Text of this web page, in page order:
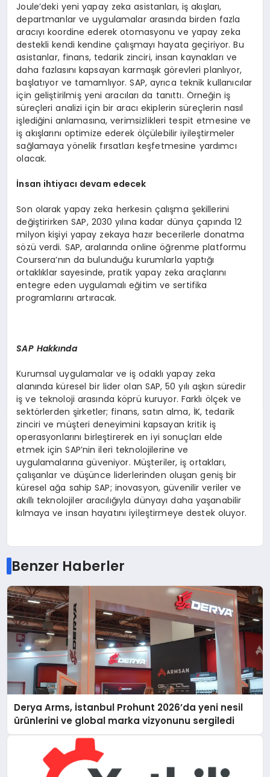
Joule’deki yeni yapay zeka asistanları, iş akışları,
departmanlar ve uygulamalar arasında birden fazla
aracıyı koordine ederek otomasyonu ve yapay zeka
destekli kendi kendine çalışmayı hayata geçiriyor. Bu
asistanlar, finans, tedarik zinciri, insan kaynakları ve
daha fazlasını kapsayan karmaşık görevleri planlıyor,
başlatıyor ve tamamlıyor. SAP, ayrıca teknik kullanıcılar
için geliştirilmiş yeni aracıları da tanıttı. Örneğin iş
süreçleri analizi için bir aracı ekiplerin süreçlerin nasıl
işlediğini anlamasına, verimsizlikleri tespit etmesine ve
iş akışlarını optimize ederek ölçülebilir iyileştirmeler
sağlamaya yönelik fırsatları keşfetmesine yardımcı
olacak.
İnsan ihtiyacı devam edecek
Son olarak yapay zeka herkesin çalışma şekillerini
değiştirirken SAP, 2030 yılına kadar dünya çapında 12
milyon kişiyi yapay zekaya hazır becerilerle donatma
sözü verdi. SAP, aralarında online öğrenme platformu
Coursera’nın da bulunduğu kurumlarla yaptığı
ortaklıklar sayesinde, pratik yapay zeka araçlarını
entegre eden uygulamalı eğitim ve sertifika
programlarını artıracak.
SAP Hakkında
Kurumsal uygulamalar ve iş odaklı yapay zeka
alanında küresel bir lider olan SAP, 50 yılı aşkın süredir
iş ve teknoloji arasında köprü kuruyor. Farklı ölçek ve
sektörlerden şirketler; finans, satın alma, İK, tedarik
zinciri ve müşteri deneyimini kapsayan kritik iş
operasyonlarını birleştirerek en iyi sonuçları elde
etmek için SAP’nin ileri teknolojilerine ve
uygulamalarına güveniyor. Müşteriler, iş ortakları,
çalışanlar ve düşünce liderlerinden oluşan geniş bir
küresel ağa sahip SAP; inovasyon, güvenilir veriler ve
akıllı teknolojiler aracılığıyla dünyayı daha yaşanabilir
kılmaya ve insan hayatını iyileştirmeye destek oluyor.
Benzer Haberler
Derya Arms, İstanbul Prohunt 2026’da yeni nesil
ürünlerini ve global marka vizyonunu sergiledi